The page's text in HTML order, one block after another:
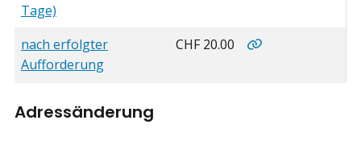
Tage)
nach erfolgter
Aufforderung
CHF 20.00 nach erfolgter
Adressänderung